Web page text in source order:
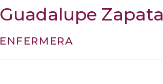
Guadalupe Zapata
ENFERMERA